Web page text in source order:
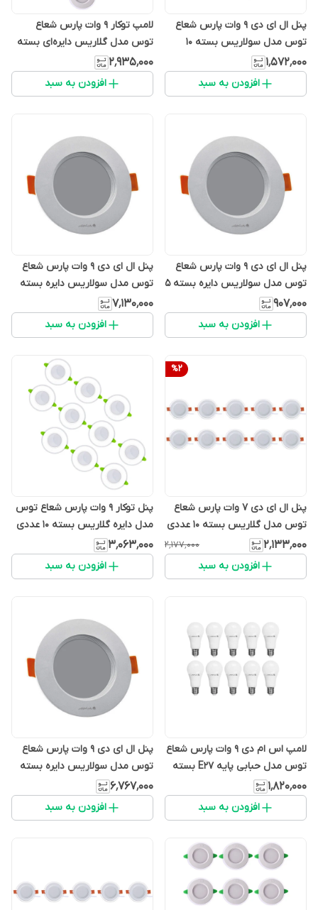
پنل ال ای دی 9 وات پارس شعاع
توس مدل سولاریس بسته 10
عددی
۱٬۵۷۲٬۰۰۰
افزودن به سبد
لامپ توکار 9 وات پارس شعاع
توس مدل گلاریس دایره‌ای بسته
10 عددی
۲٬۹۳۵٬۰۰۰
افزودن به سبد
پنل ال ای دی 9 وات پارس شعاع
توس مدل سولاریس دایره بسته 5
عددی
۹۰۷٬۰۰۰
افزودن به سبد
پنل ال ای دی 9 وات پارس شعاع
توس مدل سولاریس دایره بسته
40 عددی
۷٬۱۳۰٬۰۰۰
افزودن به سبد
%2
پنل ال ای دی 7 وات پارس شعاع
توس مدل گلاریس بسته 10 عددی
۲٬۱۳۳٬۰۰۰ ۲٬۱۷۷٬۰۰۰
افزودن به سبد
پنل توکار 9 وات پارس شعاع توس
مدل دایره گلاریس بسته 10 عددی
۳٬۰۶۳٬۰۰۰
افزودن به سبد
لامپ اس ام دی 9 وات پارس شعاع
توس مدل حبابی پایه E27 بسته
10 عددی
۱٬۸۲۰٬۰۰۰
افزودن به سبد
پنل ال ای دی 9 وات پارس شعاع
توس مدل سولاریس دایره بسته
25 عددی
۶٬۷۶۷٬۰۰۰
افزودن به سبد